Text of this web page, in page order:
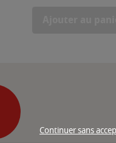
Continuer sans